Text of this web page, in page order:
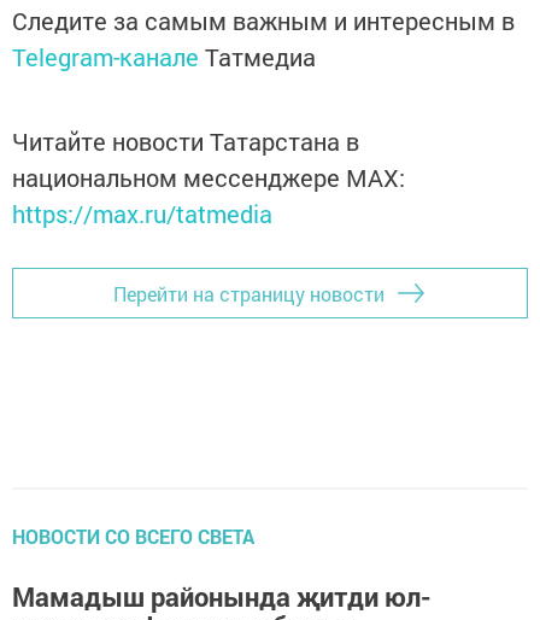
Следите за самым важным и интересным в
Telegram-канале Татмедиа
Читайте новости Татарстана в
национальном мессенджере MАХ:
https://max.ru/tatmedia
Перейти на страницу новости
НОВОСТИ СО ВСЕГО СВЕТА
Мамадыш районында җитди юл-